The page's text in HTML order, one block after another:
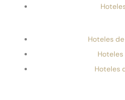
Hoteles
Hoteles
Hoteles